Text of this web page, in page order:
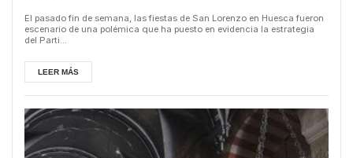
El pasado fin de semana, las fiestas de San Lorenzo en Huesca fueron
escenario de una polémica que ha puesto en evidencia la estrategia
del Parti...
LEER MÁS